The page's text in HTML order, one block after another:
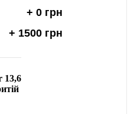
+ 0 грн
+ 1500 грн
13,6